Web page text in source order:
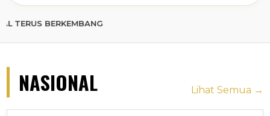
NASIONAL Lihat Semua →